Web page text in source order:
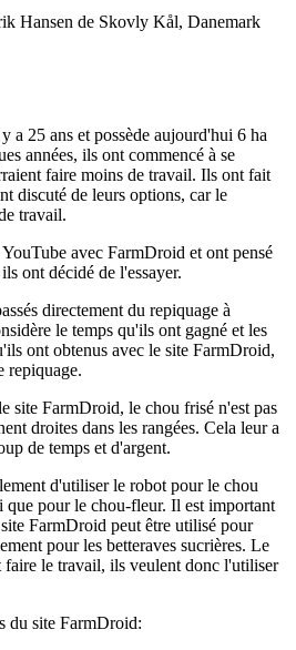
Hansen de Skovly Kål, Danemark
a 25 ans et possède aujourd'hui 6 ha
années, ils ont commencé à se
faire moins de travail. Ils ont fait
discuté de leurs options, car le
travail.
avec FarmDroid et ont pensé
ont décidé de l'essayer.
directement du repiquage à
le temps qu'ils ont gagné et les
ont obtenus avec le site FarmDroid,
repiquage.
site FarmDroid, le chou frisé n'est pas
droites dans les rangées. Cela leur a
de temps et d'argent.
d'utiliser le robot pour le chou
que pour le chou-fleur. Il est important
FarmDroid peut être utilisé pour
pour les betteraves sucrières. Le
le travail, ils veulent donc l'utiliser
du site FarmDroid: